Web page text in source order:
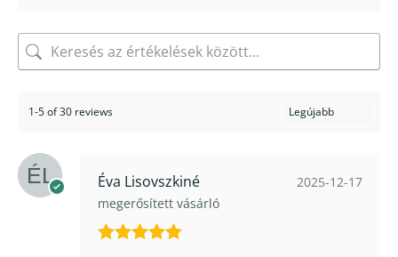
1-5 of 30 reviews
Éva Lisovszkiné
megerősített vásárló
2025-12-17